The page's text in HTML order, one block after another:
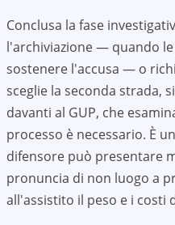
Conclusa la fase
l'archiviazione — quando
sostenere l'accusa — o
sceglie la seconda strada,
davanti al GUP, che
processo è necessario. È
difensore può presentare
pronuncia di non luogo a
all'assistito il peso e i costi